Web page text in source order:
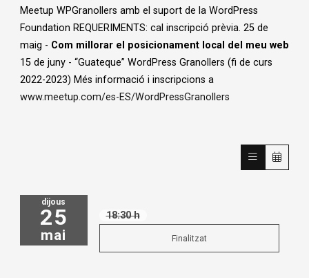
Meetup WPGranollers amb el suport de la WordPress
Foundation REQUERIMENTS: cal inscripció prèvia. 25 de
maig - Com millorar el posicionament local del meu web
15 de juny - “Guateque” WordPress Granollers (fi de curs
2022-2023) Més informació i inscripcions a
www.meetup.com/es-ES/WordPressGranollers
dijous
25
mai
18:30 h
Finalitzat